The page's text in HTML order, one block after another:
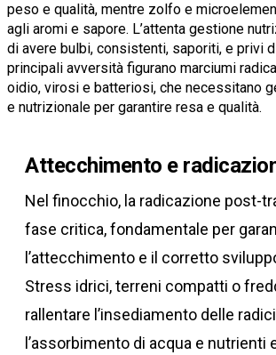
peso e qualità, mentre zolfo e
agli aromi e sapore. L’attenta gestione
di avere bulbi, consistenti, saporiti, e privi
principali avversità figurano marciumi
oidio, virosi e batteriosi, che necessitano
e nutrizionale per garantire resa e qualità.
Attecchimento e
Nel finocchio, la radicazione post-
fase critica, fondamentale per
l’attecchimento e il corretto
Stress idrici, terreni compatti o
rallentare l’insediamento delle
l’assorbimento di acqua e nutrienti